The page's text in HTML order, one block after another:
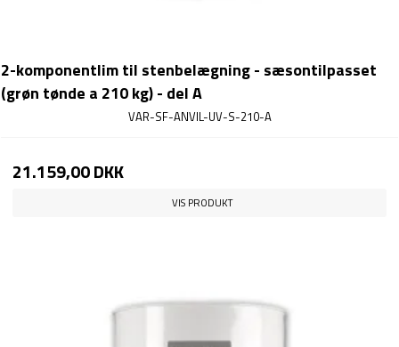
2-komponentlim til stenbelægning - sæsontilpasset
(grøn tønde a 210 kg) - del A
VAR-SF-ANVIL-UV-S-210-A
21.159,00 DKK
VIS PRODUKT